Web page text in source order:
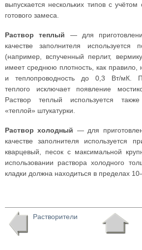
выпускается нескольких типов с
готового замеса.
Раствор теплый — для
качестве заполнителя используется
(например, вспученный перлит,
имеет среднюю плотность, как правило,
и теплопроводность до 0,3 Вт/мК.
теплого исключает появление
Раствор теплый используется
«теплой» штукатурки.
Раствор холодный — для
качестве заполнителя используется
кварцевый, песок с максимальной
использовании раствора холодного
кладки должна находиться в пределах
Растворители